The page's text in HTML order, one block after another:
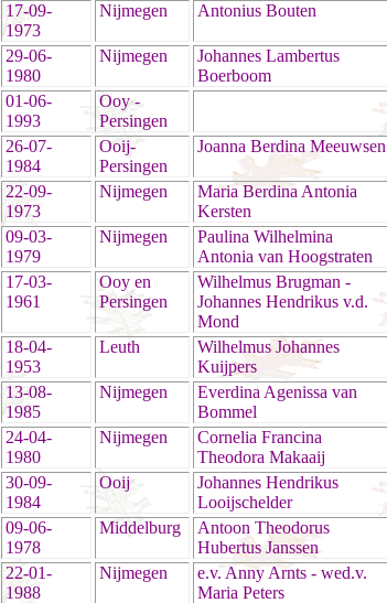
17-09-
1973
Nijmegen Antonius Bouten
29-06-
1980
Nijmegen
Johannes Lambertus
Boerboom
01-06-
1993
Ooy -
Persingen
26-07-
1984
Ooij-
Persingen
Joanna Berdina Meeuwsen
22-09-
1973
Nijmegen
Maria Berdina Antonia
Kersten
09-03-
1979
Nijmegen
Paulina Wilhelmina
Antonia van Hoogstraten
17-03-
1961
Ooy en
Persingen
Wilhelmus Brugman -
Johannes Hendrikus v.d.
Mond
18-04-
1953
Leuth
Wilhelmus Johannes
Kuijpers
13-08-
1985
Nijmegen
Everdina Agenissa van
Bommel
24-04-
1980
Nijmegen
Cornelia Francina
Theodora Makaaij
30-09-
1984
Ooij
Johannes Hendrikus
Looijschelder
09-06-
1978
Middelburg
Antoon Theodorus
Hubertus Janssen
22-01-
1988
Nijmegen
e.v. Anny Arnts - wed.v.
Maria Peters